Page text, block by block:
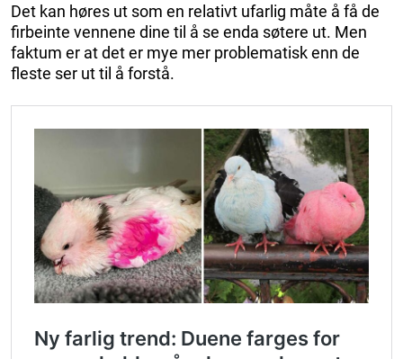
Det kan høres ut som en relativt ufarlig måte å få de
firbeinte vennene dine til å se enda søtere ut. Men
faktum er at det er mye mer problematisk enn de
fleste ser ut til å forstå.